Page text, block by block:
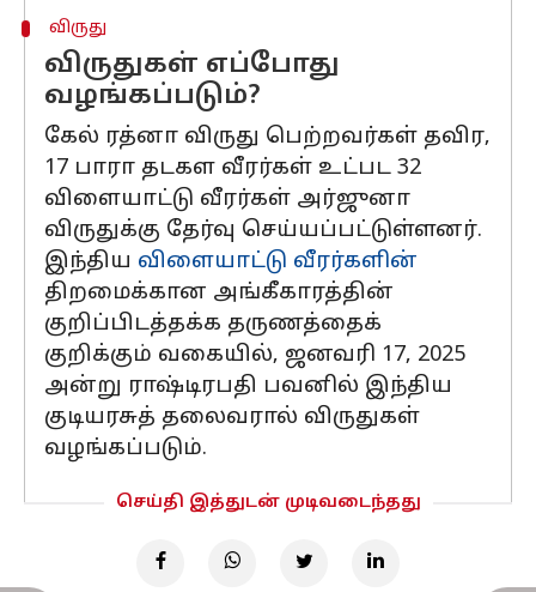
விருது
விருதுகள் எப்போது
வழங்கப்படும்?
கேல் ரத்னா விருது பெற்றவர்கள் தவிர,
17 பாரா தடகள வீரர்கள் உட்பட 32
விளையாட்டு வீரர்கள் அர்ஜுனா
விருதுக்கு தேர்வு செய்யப்பட்டுள்ளனர்.
இந்திய விளையாட்டு வீரர்களின்
திறமைக்கான அங்கீகாரத்தின்
குறிப்பிடத்தக்க தருணத்தைக்
குறிக்கும் வகையில், ஜனவரி 17, 2025
அன்று ராஷ்டிரபதி பவனில் இந்திய
குடியரசுத் தலைவரால் விருதுகள்
வழங்கப்படும்.
செய்தி இத்துடன் முடிவடைந்தது